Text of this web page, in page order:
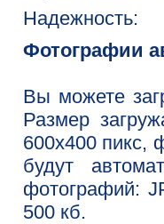
Надежность:
Фотографии
Вы можете
Размер
600x400 пикс,
будут
фотографий:
500 кб.